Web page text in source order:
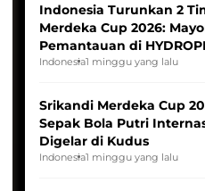
Indonesia Turunkan 2
Merdeka Cup 2026:
Pemantauan di
League
Indonesia1 minggu yang lalu
Srikandi Merdeka Cup
Sepak Bola Putri
Digelar di Kudus
Indonesia1 minggu yang lalu